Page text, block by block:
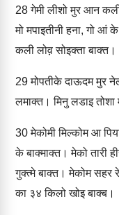
28गेमी लीशो मुर आन
मो मपाइतीनी हना, गो
कली लोव़ सोइक्‍ता बाक्‍त।
29मोपतीके दाऊदम मुर
लमाक्‍त। मिनु लडाइ
30मेकोमी मिल्‍कोम आ
के बाक्‍माक्‍त। मेको तारी
गुक्‍त्‍मे बाक्‍त। मेकोम सहर
का ३४ किलो खोइ बाक्‍ब।